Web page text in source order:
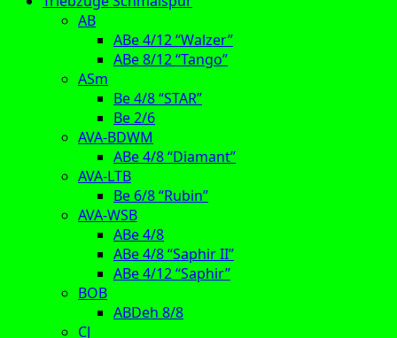
AB
ABe 4/12 “Walzer”
ABe 8/12 “Tango”
ASm
Be 4/8 “STAR”
Be 2/6
AVA-BDWM
ABe 4/8 “Diamant”
AVA-LTB
Be 6/8 “Rubin”
AVA-WSB
ABe 4/8
ABe 4/8 “Saphir II”
ABe 4/12 “Saphir”
BOB
ABDeh 8/8
CJ